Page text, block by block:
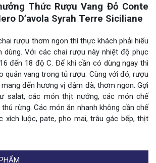
Thức Rượu Vang Đỏ Conte
D’avola Syrah Terre Siciliane
rượu thơm ngon thì thực khách phải hiểu
dùng. Với các chai rượu này nhiệt độ phục
đến 18 độ C. Để khi cần có dùng ngay thì
quản vang trong tủ rượu. Cùng với đó, rượu
đến hương vị đậm đà, thơm ngon. Gợi
salat, các món thịt nướng, các món chế
rừng. Các món ăn nhanh không cần chế
xích luộc, pate, pho mai, trâu gác bếp, thịt